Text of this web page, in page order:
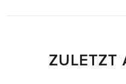
ZULETZT